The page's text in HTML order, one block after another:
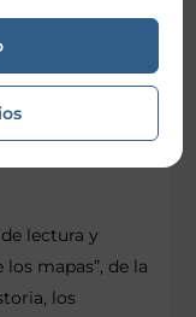
lectura y
mapas”, de la
los